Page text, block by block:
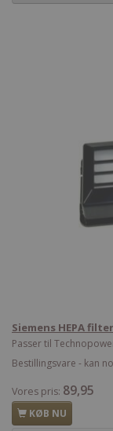
Siemens HEPA
Passer til
Bestillingsvare - kan
Vores pris: 89,95
KØB NU